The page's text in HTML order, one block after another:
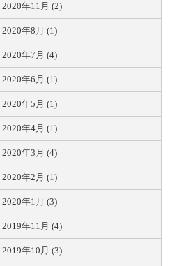
2020年11月 (2)
2020年8月 (1)
2020年7月 (4)
2020年6月 (1)
2020年5月 (1)
2020年4月 (1)
2020年3月 (4)
2020年2月 (1)
2020年1月 (3)
2019年11月 (4)
2019年10月 (3)